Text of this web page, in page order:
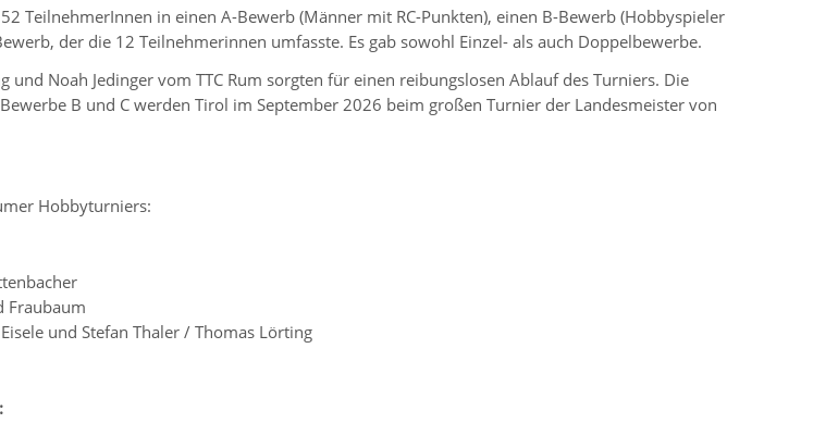
TeilnehmerInnen in einen A-Bewerb (Männer mit RC-Punkten), einen B-Bewerb (Hobbyspieler
der die 12 Teilnehmerinnen umfasste. Es gab sowohl Einzel- als auch Doppelbewerbe.
und Noah Jedinger vom TTC Rum sorgten für einen reibungslosen Ablauf des Turniers. Die
B und C werden Tirol im September 2026 beim großen Turnier der Landesmeister von
Hobbyturniers:
Fraubaum
und Stefan Thaler / Thomas Lörting